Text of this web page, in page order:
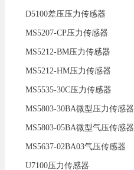
D5100差压压力传感器
MS5207-CP压力传感器
MS5212-BM压力传感器
MS5212-HM压力传感器
MS5535-30C压力传感器
MS5803-30BA微型压力传感器
MS5803-05BA微型气压传感器
MS5637-02BA03气压传感器
U7100压力传感器